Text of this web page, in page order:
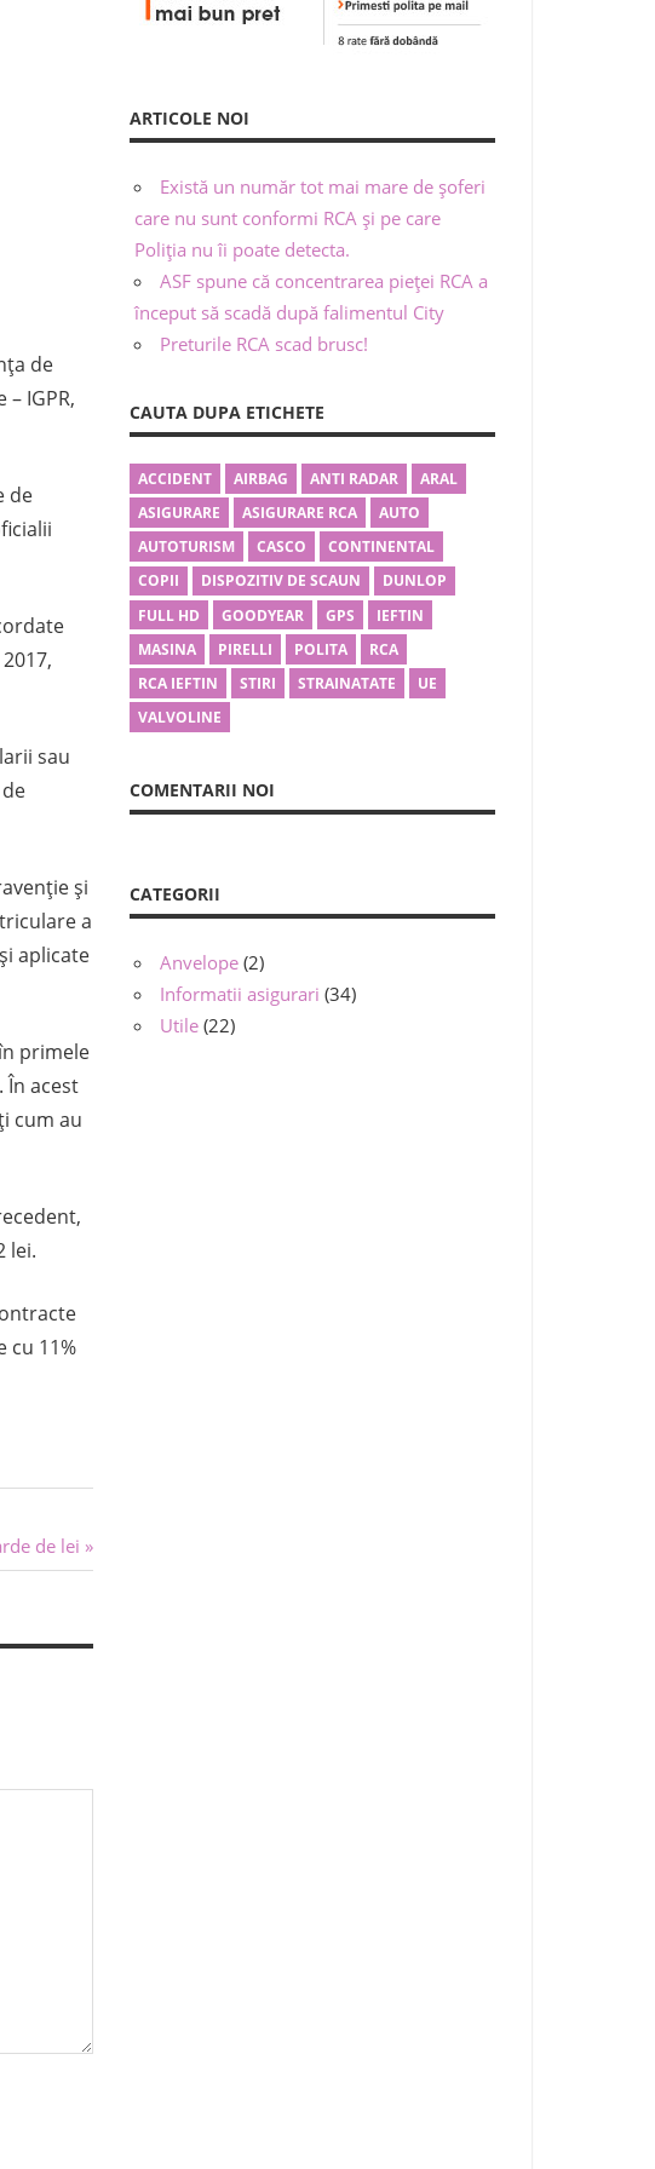
de
IGPR,
de
sau
și
a
aplicate
primele
În acest
cum au
lei.
cu 11%
de lei
ARTICOLE NOI
Există un număr tot mai mare de șoferi
care nu sunt conformi RCA și pe care
Poliția nu îi poate detecta.
ASF spune că concentrarea pieței RCA a
început să scadă după falimentul City
Preturile RCA scad brusc!
CAUTA DUPA ETICHETE
ACCIDENT AIRBAG ANTI RADAR
ARAL
ASIGURARE
ASIGURARE RCA
AUTO
AUTOTURISM
CASCO
CONTINENTAL
COPII
DISPOZITIV DE SCAUN
DUNLOP
FULL HD
GOODYEAR GPS
IEFTIN
MASINA
PIRELLI POLITA
RCA
RCA IEFTIN
STIRI STRAINATATE
UE
VALVOLINE
COMENTARII NOI
CATEGORII
Anvelope (2)
Informatii asigurari (34)
Utile (22)